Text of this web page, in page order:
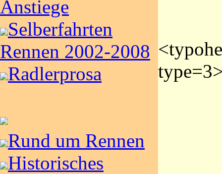
Anstiege
Selberfahrten
Rennen 2002-2008
Radlerprosa
Rund um Rennen
Historisches